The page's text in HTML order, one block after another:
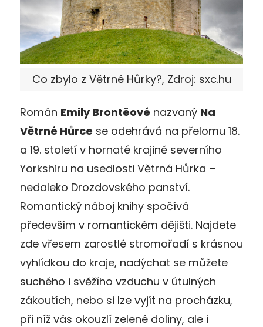
Co zbylo z Větrné Hůrky?, Zdroj: sxc.hu
Román Emily Brontëové nazvaný Na
Větrné Hůrce se odehrává na přelomu 18.
a 19. století v hornaté krajině severního
Yorkshiru na usedlosti Větrná Hůrka –
nedaleko Drozdovského panství.
Romantický náboj knihy spočívá
především v romantickém dějišti. Najdete
zde vřesem zarostlé stromořadí s krásnou
vyhlídkou do kraje, nadýchat se můžete
suchého i svěžího vzduchu v útulných
zákoutích, nebo si lze vyjít na procházku,
při níž vás okouzlí zelené doliny, ale i